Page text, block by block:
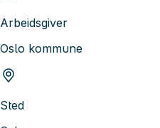
Arbeidsgiver
Oslo kommune
Sted